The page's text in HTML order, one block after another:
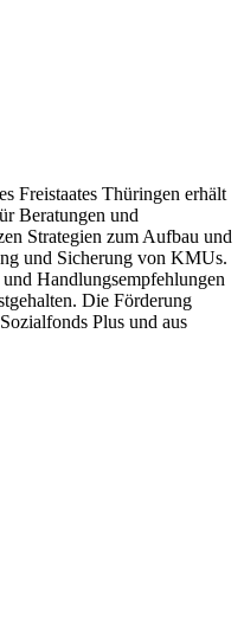
Freistaates Thüringen erhält
Beratungen und
Strategien zum Aufbau und
und Sicherung von KMUs.
Handlungsempfehlungen
Die Förderung
Plus und aus